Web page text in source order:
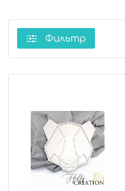
Фильтр